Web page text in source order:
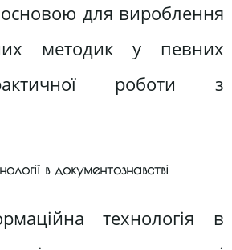
для вироблення
методик у певних
роботи з
в документознавстві
технологія в